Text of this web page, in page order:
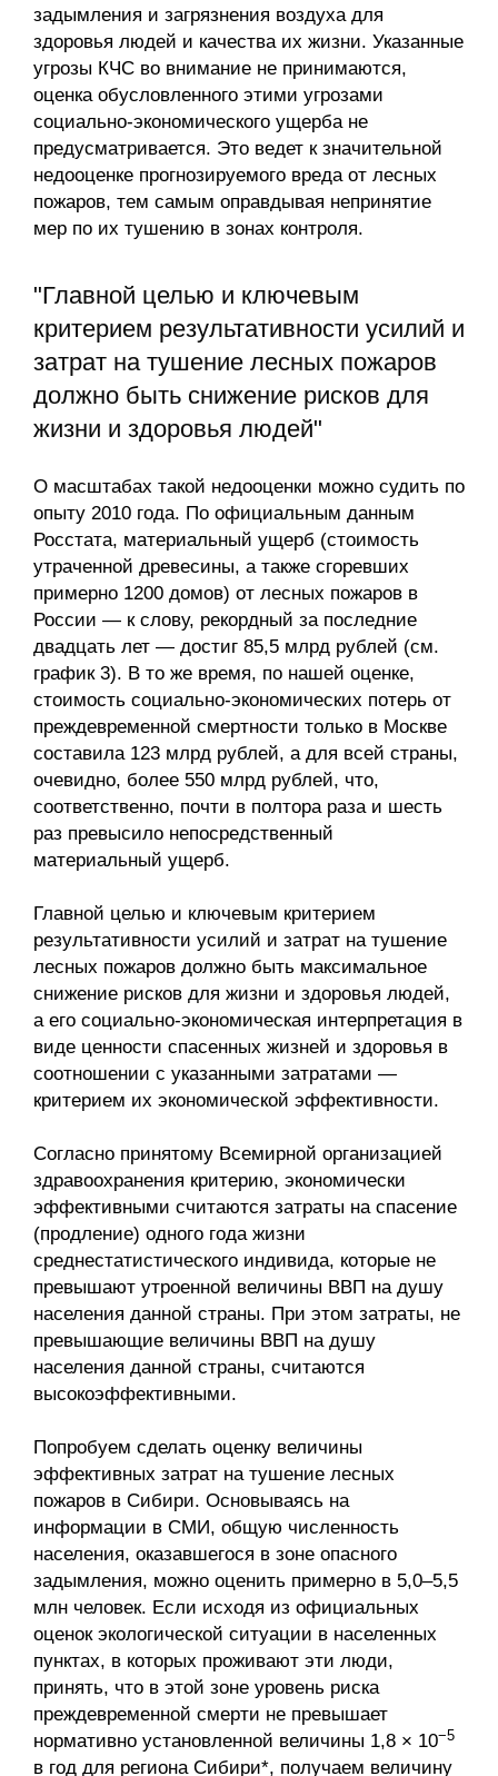
задымления и загрязнения воздуха для
здоровья людей и качества их жизни. Указанные
угрозы КЧС во внимание не принимаются,
оценка обусловленного этими угрозами
социально-экономического ущерба не
предусматривается. Это ведет к значительной
недооценке прогнозируемого вреда от лесных
пожаров, тем самым оправдывая непринятие
мер по их тушению в зонах контроля.
"Главной целью и ключевым
критерием результативности усилий и
затрат на тушение лесных пожаров
должно быть снижение рисков для
жизни и здоровья людей"
О масштабах такой недооценки можно судить по
опыту 2010 года. По официальным данным
Росстата, материальный ущерб (стоимость
утраченной древесины, а также сгоревших
примерно 1200 домов) от лесных пожаров в
России — к слову, рекордный за последние
двадцать лет — достиг 85,5 млрд рублей (см.
график 3). В то же время, по нашей оценке,
стоимость социально-экономических потерь от
преждевременной смертности только в Москве
составила 123 млрд рублей, а для всей страны,
очевидно, более 550 млрд рублей, что,
соответственно, почти в полтора раза и шесть
раз превысило непосредственный
материальный ущерб.
Главной целью и ключевым критерием
результативности усилий и затрат на тушение
лесных пожаров должно быть максимальное
снижение рисков для жизни и здоровья людей,
а его социально-экономическая интерпретация в
виде ценности спасенных жизней и здоровья в
соотношении с указанными затратами —
критерием их экономической эффективности.
Согласно принятому Всемирной организацией
здравоохранения критерию, экономически
эффективными считаются затраты на спасение
(продление) одного года жизни
среднестатистического индивида, которые не
превышают утроенной величины ВВП на душу
населения данной страны. При этом затраты, не
превышающие величины ВВП на душу
населения данной страны, считаются
высокоэффективными.
Попробуем сделать оценку величины
эффективных затрат на тушение лесных
пожаров в Сибири. Основываясь на
информации в СМИ, общую численность
населения, оказавшегося в зоне опасного
задымления, можно оценить примерно в 5,0–5,5
млн человек. Если исходя из официальных
оценок экологической ситуации в населенных
пунктах, в которых проживают эти люди,
принять, что в этой зоне уровень риска
преждевременной смерти не превышает
нормативно установленной величины 1,8 × 10−5
в год для региона Сибири*, получаем величину